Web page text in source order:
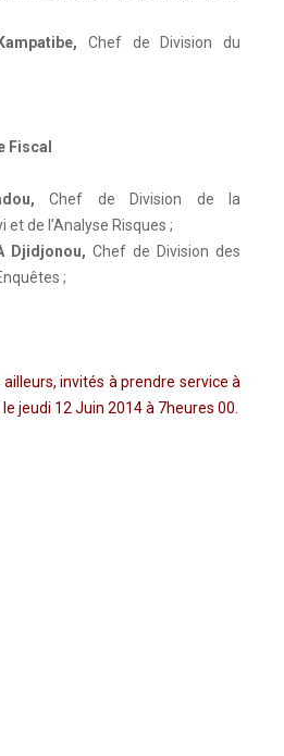
, Chef de Division du
Fiscal
, Chef de Division de la
de l’Analyse Risques ;
Djidjonou, Chef de Division des
;
invités à prendre service à
jeudi 12 Juin 2014 à 7heures 00.